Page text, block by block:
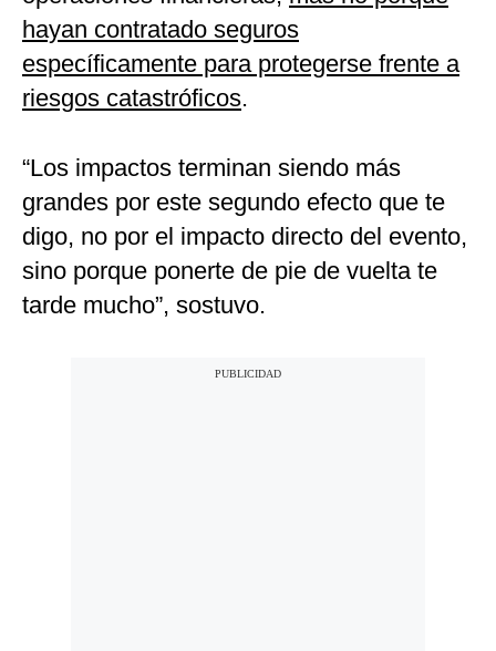
hayan contratado seguros
específicamente para protegerse frente a
riesgos catastróficos.
“Los impactos terminan siendo más
grandes por este segundo efecto que te
digo, no por el impacto directo del evento,
sino porque ponerte de pie de vuelta te
tarde mucho”, sostuvo.